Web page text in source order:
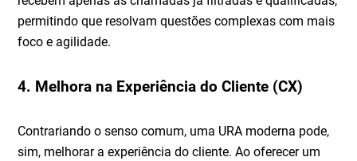
permitindo que resolvam questões complexas com mais
foco e agilidade.
4. Melhora na Experiência do Cliente (CX)
Contrariando o senso comum, uma URA moderna pode,
sim, melhorar a experiência do cliente. Ao oferecer um